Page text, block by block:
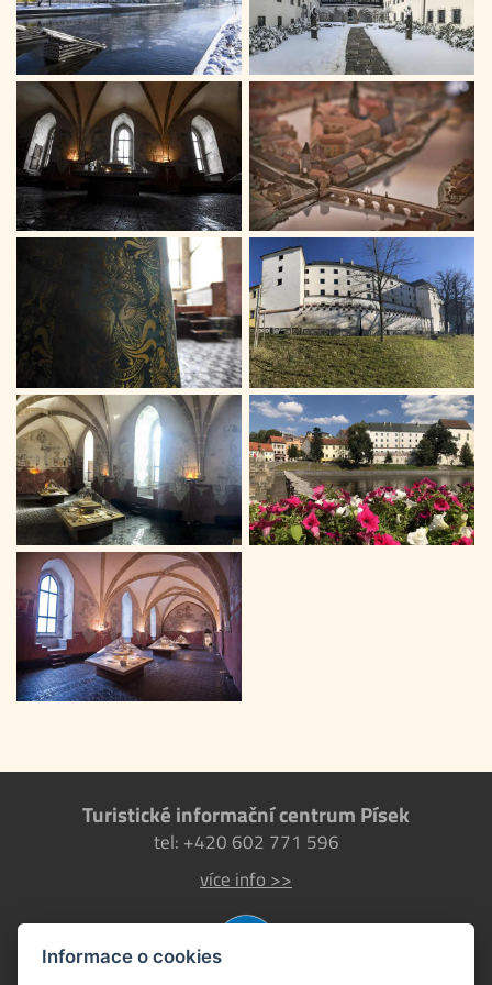
Turistické informační centrum Písek
tel: +420 602 771 596
více info >>
Informace o cookies